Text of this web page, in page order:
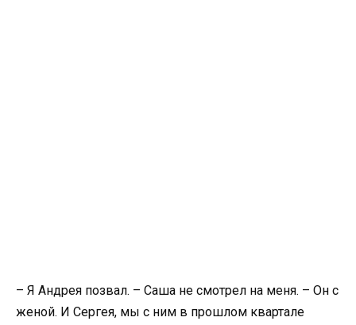
– Я Андрея позвал. – Саша не смотрел на меня. – Он с
женой. И Сергея, мы с ним в прошлом квартале